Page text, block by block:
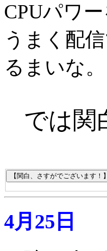
CPUパワ
うまく配
るまいな。
では関
4月25日